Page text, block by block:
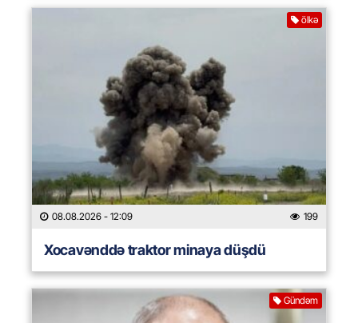
ölkə
08.08.2026 - 12:09 199
Xocavənddə traktor minaya düşdü
Gündəm